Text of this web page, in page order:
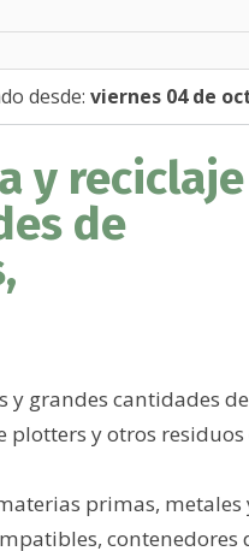
desde: viernes 04 de
y
de
y grandes cantidades de
y otros residuos
primas, metales
contenedores